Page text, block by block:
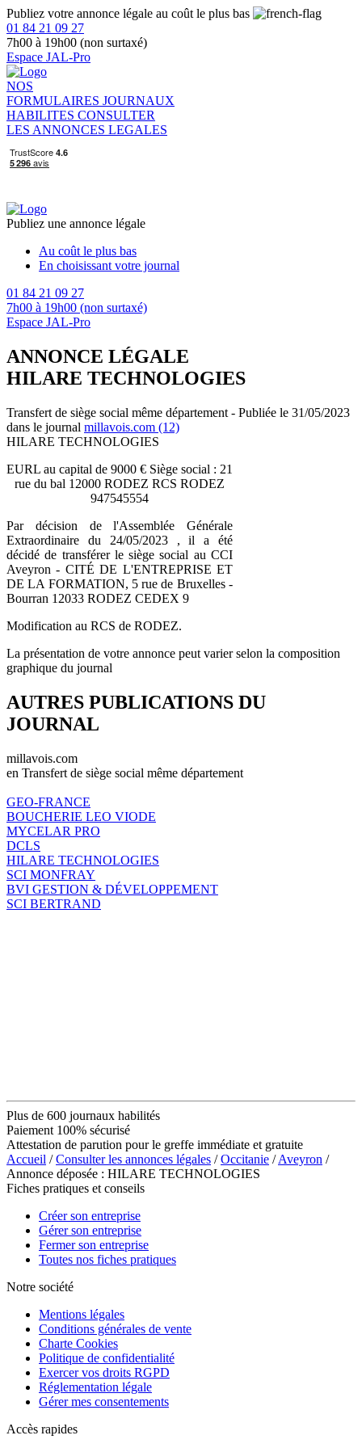
Publiez votre annonce légale au coût le plus bas
01 84 21 09 27
7h00 à 19h00 (non surtaxé)
Espace JAL-Pro
NOS
FORMULAIRES JOURNAUX
HABILITES CONSULTER
LES ANNONCES LEGALES
Publiez une annonce légale
Au coût le plus bas
En choisissant votre journal
01 84 21 09 27
7h00 à 19h00 (non surtaxé)
Espace JAL-Pro
ANNONCE LÉGALE
HILARE TECHNOLOGIES
Transfert de siège social même département - Publiée le 31/05/2023
dans le journal millavois.com (12)
HILARE TECHNOLOGIES
EURL au capital de 9000 € Siège social : 21
rue du bal 12000 RODEZ RCS RODEZ
947545554
Par décision de l'Assemblée Générale
Extraordinaire du 24/05/2023 , il a été
décidé de transférer le siège social au CCI
Aveyron - CITÉ DE L'ENTREPRISE ET
DE LA FORMATION, 5 rue de Bruxelles -
Bourran 12033 RODEZ CEDEX 9
Modification au RCS de RODEZ.
La présentation de votre annonce peut varier selon la composition
graphique du journal
AUTRES PUBLICATIONS DU
JOURNAL
millavois.com
en Transfert de siège social même département
GEO-FRANCE
BOUCHERIE LEO VIODE
MYCELAR PRO
DCLS
HILARE TECHNOLOGIES
SCI MONFRAY
BVI GESTION & DÉVELOPPEMENT
SCI BERTRAND
Plus de 600 journaux habilités
Paiement 100% sécurisé
Attestation de parution pour le greffe immédiate et gratuite
Accueil /Consulter les annonces légales /Occitanie /Aveyron /
Annonce déposée : HILARE TECHNOLOGIES
Fiches pratiques et conseils
Créer son entreprise
Gérer son entreprise
Fermer son entreprise
Toutes nos fiches pratiques
Notre société
Mentions légales
Conditions générales de vente
Charte Cookies
Politique de confidentialité
Exercer vos droits RGPD
Réglementation légale
Gérer mes consentements
Accès rapides